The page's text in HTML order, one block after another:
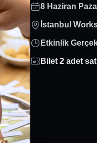
8 Haziran
İstanbul
Etkinlik
Bilet 2 adet